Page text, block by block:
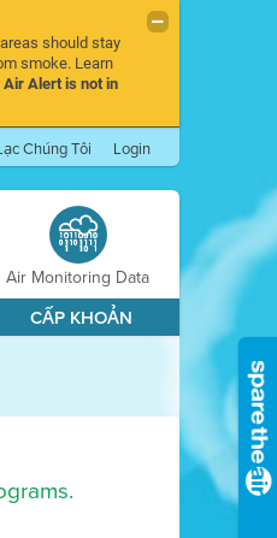
should stay
smoke. Learn
Alert is not in
Chúng Tôi Login
Air Monitoring Data
CẤP KHOẢN